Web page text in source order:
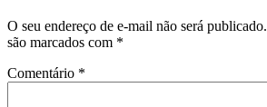
O seu endereço de e-mail não será publicado.
são marcados com *
Comentário *